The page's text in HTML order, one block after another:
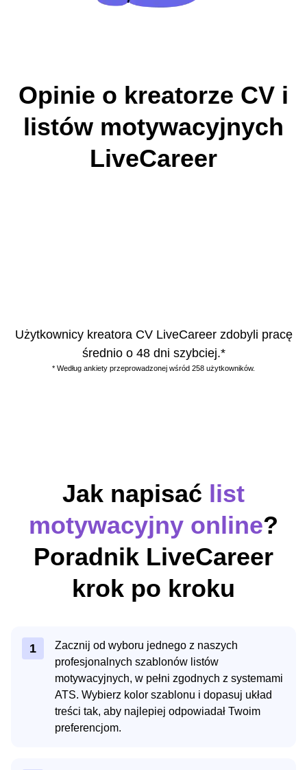
Opinie o kreatorze CV i
listów motywacyjnych
LiveCareer
Użytkownicy kreatora CV LiveCareer zdobyli pracę
średnio o 48 dni szybciej.*
* Według ankiety przeprowadzonej wśród 258 użytkowników.
Jak napisać list
motywacyjny online?
Poradnik LiveCareer
krok po kroku
1
Zacznij od wyboru jednego z naszych
profesjonalnych szablonów listów
motywacyjnych, w pełni zgodnych z systemami
ATS. Wybierz kolor szablonu i dopasuj układ
treści tak, aby najlepiej odpowiadał Twoim
preferencjom.